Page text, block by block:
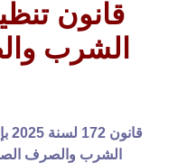
قانون
الشرب
الشرب والصرف